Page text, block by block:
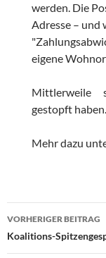
werden. Die
Adresse – und
eigene
Mittlerweile
gestopft haben.
Mehr dazu
VORHERIGER BEITRAG
Koalitions-